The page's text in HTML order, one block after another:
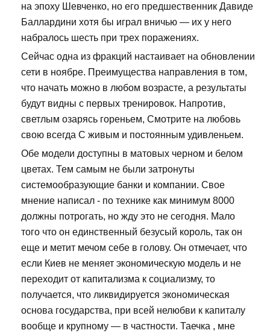
на эпоху Шевченко, но его предшественник Давиде
Баллардини хотя бы играл вничью — их у него
набралось шесть при трех поражениях.
Сейчас одна из фракций настаивает на обновлении
сети в ноябре. Преимущества направления в том,
что начать можно в любом возрасте, а результаты
будут видны с первых тренировок. Напротив,
светлым озарясь гореньем, Смотрите на любовь
свою всегда С живым и постоянным удивленьем.
Обе модели доступны в матовых черном и белом
цветах. Тем самым не были затронуты
системообразующие банки и компании. Свое
мнение написал - по технике как минимум 8000
должны потрогать, но жду это не сегодня. Мало
того что он единственный безусый король, так он
еще и метит мечом себе в голову. Он отмечает, что
если Киев не меняет экономическую модель и не
переходит от капитализма к социализму, то
получается, что ликвидируется экономическая
основа государства, при всей нелюбви к капиталу
вообще и крупному — в частности. Таечка , мне